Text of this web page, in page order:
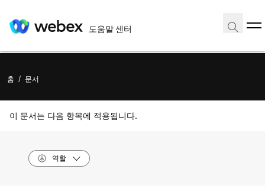
도움말 센터
홈 / 문서
이 문서는 다음 항목에 적용됩니다.
역할